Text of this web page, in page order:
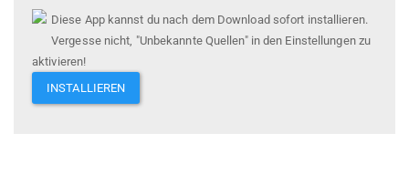
Diese App kannst du nach dem Download sofort installieren.
Vergesse nicht, "Unbekannte Quellen" in den Einstellungen zu
aktivieren!
INSTALLIEREN